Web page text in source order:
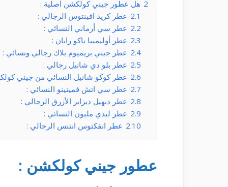
2 هل عطور جيني كولكشن اصلية :
2.1 عطر كريد افينتوس الرجالي :
2.2 عطر سي أرماني النسائي :
2.3 عطر أوليمبيا باكو رابان :
2.4 عطر جيني بريميوم بلاك رجالي ونسائي :
2.5 عطر بلو دي شانيل رجالي :
2.6 عطر كوكو شانيل النسائي من جيني
2.7 عطر سي اتش فمينينو النسائي :
2.8 عطر دنهيل ديزاير الأزرق الرجالي :
2.9 عطر ليدي مليون النسائي :
2.10 عطر انفكتوس انتنس الرجالي :
عطور جيني كولكشن :